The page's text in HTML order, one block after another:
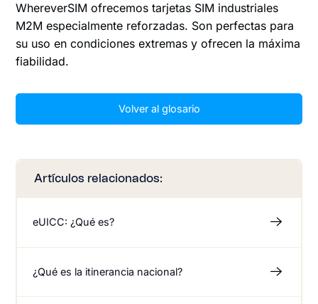
WhereverSIM ofrecemos tarjetas SIM industriales
M2M especialmente reforzadas. Son perfectas para
su uso en condiciones extremas y ofrecen la máxima
fiabilidad.
Volver al glosario
Artículos relacionados:
eUICC: ¿Qué es?
¿Qué es la itinerancia nacional?